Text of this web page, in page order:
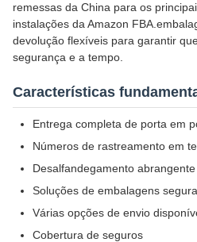
remessas da China para os
instalações da Amazon
devolução flexíveis para garantir
segurança e a tempo.
Características
Entrega completa de porta em
Números de rastreamento em
Desalfandegamento abrangente
Soluções de embalagens
Várias opções de envio
Cobertura de seguros